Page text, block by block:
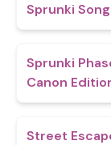
Sprunki Song
Sprunki
Canon
Street